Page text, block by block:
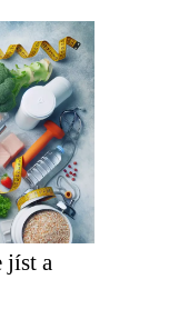
jíst a